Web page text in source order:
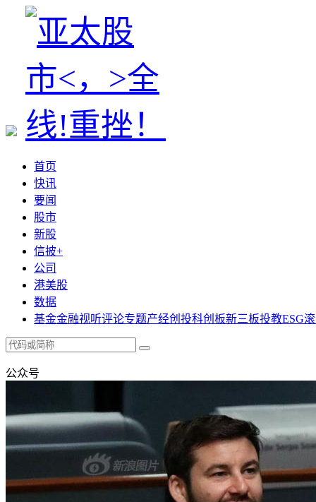
首页
快讯
要闻
股市
新股
信披+
公司
港美股
数据
基金金融视听评论专题产经创投科创板新三板投教ESG
公众号